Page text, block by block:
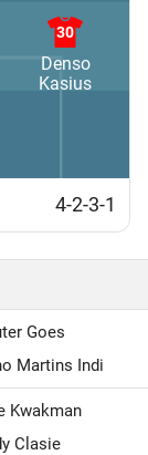
30
Denso
Kasius
4-2-3-1
Goes
Martins Indi
Kwakman
Clasie